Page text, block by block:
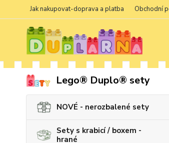
Jak nakupovat-doprava a platba Obchodní
Lego® Duplo® sety
NOVÉ - nerozbalené sety
Sety s krabicí / boxem -
hrané